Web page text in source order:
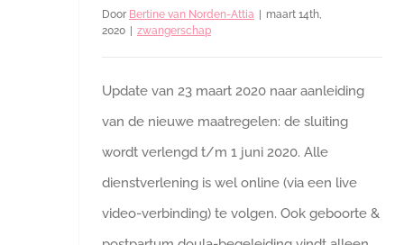
Door Bertine van Norden-Attia
maart 14th,
2020
zwangerschap
Update van 23 maart 2020 naar aanleiding
van de nieuwe maatregelen: de sluiting
wordt verlengd t/m 1 juni 2020. Alle
dienstverlening is wel online (via een live
video-verbinding) te volgen. Ook geboorte &